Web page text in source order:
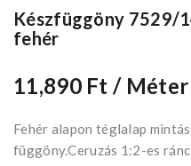
Készfüggöny 7529/
fehér
11,890 Ft/ Méter
Fehér alapon téglalap
függöny.Ceruzás 1:2-es